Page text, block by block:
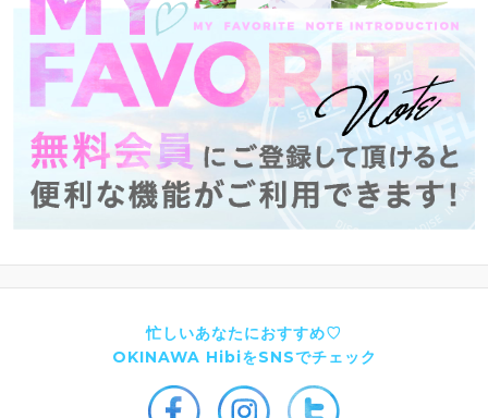
忙しいあなたにおすすめ♡
OKINAWA HibiをSNSでチェック